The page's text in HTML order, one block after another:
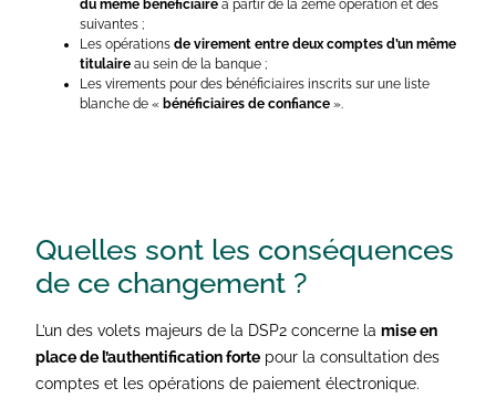
du même bénéficiaire à partir de la 2ème opération et des
suivantes ;
Les opérationsde virement entre deux comptes d’un même
titulaire au sein de la banque ;
Les virements pour des bénéficiaires inscrits sur une liste
blanche de « bénéficiaires de confiance ».
Quelles sont les conséquences
de ce changement ?
L’un des volets majeurs de la DSP2 concerne lamise en
place de l’authentification forte pour la consultation des
comptes et les opérations de paiement électronique.